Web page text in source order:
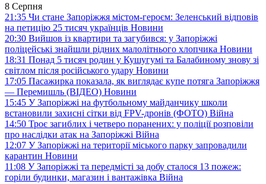
8 Серпня
21:35 Чи стане Запоріжжя містом-героєм: Зеленський відповів
на петицію 25 тисяч українців Новини
20:30 Вийшов із квартири та загубився: у Запоріжжі
поліцейські знайшли рідних малолітнього хлопчика Новини
18:31 Понад 5 тисяч родин у Кушугумі та Балабиному знову зі
світлом після російського удару Новини
17:05 Пасажирка показала, як виглядає купе потяга Запоріжжя
— Перемишль (ВІДЕО) Новини
15:45 У Запоріжжі на футбольному майданчику школи
встановили захисні сітки від FPV-дронів (ФОТО) Війна
14:50 Троє загиблих і четверо поранених: у поліції розповіли
про наслідки атак на Запоріжжі Війна
12:07 У Запоріжжі на території міського парку запровадили
карантин Новини
11:08 У Запоріжжі та передмісті за добу сталося 13 пожеж:
горіли будинки, магазин і вантажівка Війна